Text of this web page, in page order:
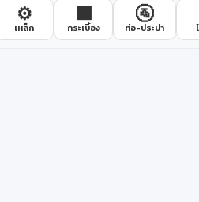
⚙️
เหล็ก
🟫
กระเบื้อง
🚰
ท่อ-ประปา